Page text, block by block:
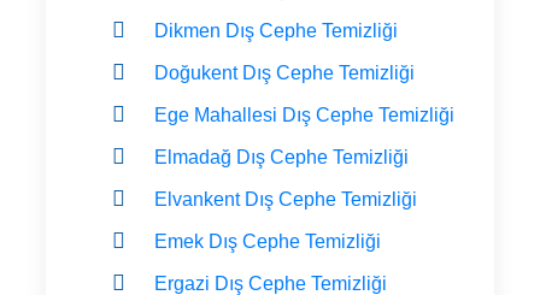
Dikmen Dış Cephe Temizliği
Doğukent Dış Cephe Temizliği
Ege Mahallesi Dış Cephe Temizliği
Elmadağ Dış Cephe Temizliği
Elvankent Dış Cephe Temizliği
Emek Dış Cephe Temizliği
Ergazi Dış Cephe Temizliği